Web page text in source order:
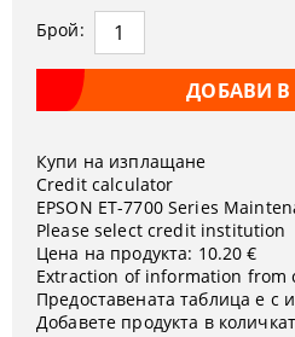
Брой:
Купи на изплащане
Credit calculator
EPSON ET-7700 Series
Please select credit institution
Цена на продукта: 10.20 €
Extraction of information
Предоставената таблица е с
Добавете продукта в